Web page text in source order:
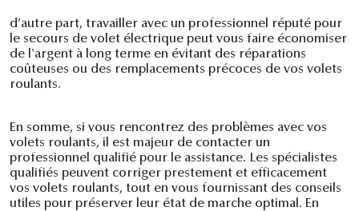
d’autre part, travailler avec un professionnel réputé pour
le secours de volet électrique peut vous faire économiser
de l'argent à long terme en évitant des réparations
coûteuses ou des remplacements précoces de vos volets
roulants.
En somme, si vous rencontrez des problèmes avec vos
volets roulants, il est majeur de contacter un
professionnel qualifié pour le assistance. Les spécialistes
qualifiés peuvent corriger prestement et efficacement
vos volets roulants, tout en vous fournissant des conseils
utiles pour préserver leur état de marche optimal. En